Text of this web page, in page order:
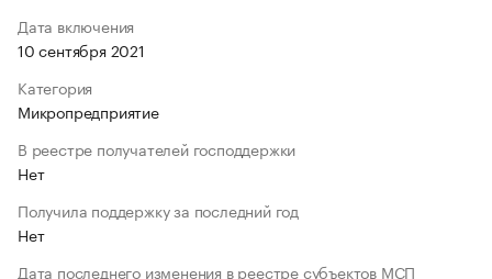
Дата включения
10 сентября 2021
Категория
Микропредприятие
В реестре получателей господдержки
Нет
Получила поддержку за последний год
Нет
Дата последнего изменения в реестре субъектов МСП